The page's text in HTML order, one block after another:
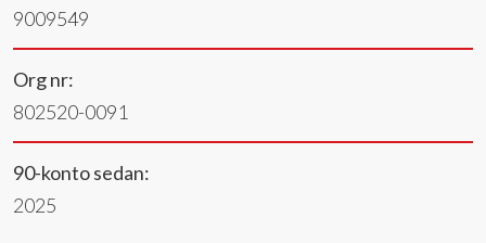
9009549
Org nr:
802520-0091
90-konto sedan:
2025